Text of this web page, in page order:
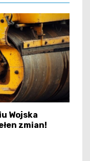
Wojska
zmian!